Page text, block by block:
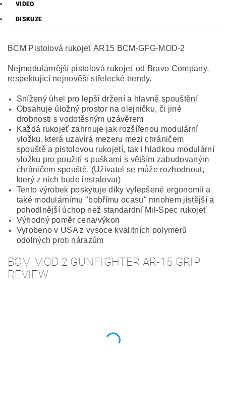
VIDEO
DISKUZE
BCM Pistolová rukojeť AR15 BCM-GFG-MOD-2
Nejmodulárnější pistolová rukojeť od Bravo Company,
respektující nejnověší střelecké trendy.
Snížený úhel pro lepší držení a hlavně spouštění
Obsahuje úložný prostor na olejničku, či jiné
drobnosti s vodotěsným uzávěrem
Každá rukojeť zahrnuje jak rozšířenou modulární
vložku, která uzavírá mezeru mezi chráničem
spouště a pistolovou rukojetí, tak i hladkou modulární
vložku pro použití s puškami s větším zabudovaným
chráničem spouště. (Uživatel se může rozhodnout,
který z nich bude instalovat)
Tento výrobek poskytuje díky vylepšené ergonomii a
také modulárnímu "bobřímu ocasu" mnohem jistější a
pohodlnější úchop než standardní Mil-Spec rukojeť
Výhodný poměr cena/výkon
Vyrobeno v USA z vysoce kvalitních polymerů
odolných proti nárazům
BCM MOD 2 GUNFIGHTER AR-15 GRIP
REVIEW